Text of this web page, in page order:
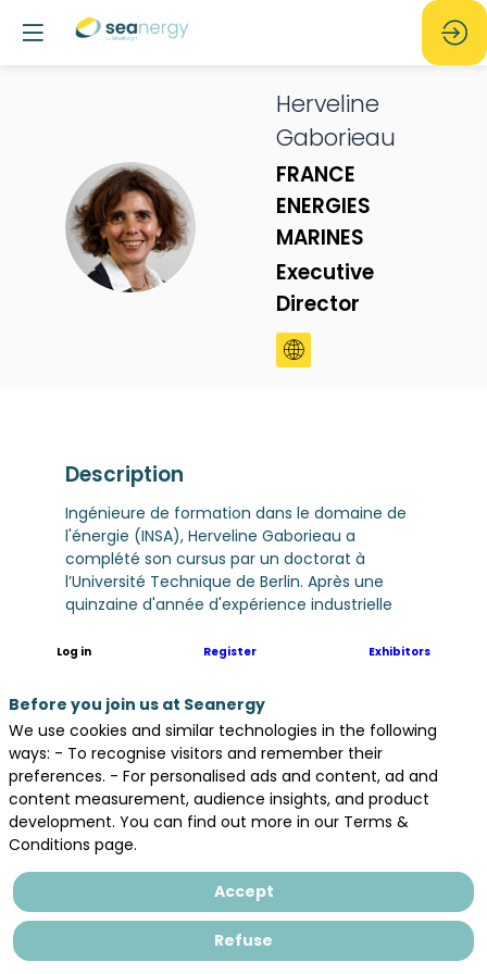
HG
Herveline
Gaborieau
FRANCE
ENERGIES
MARINES
Executive
Director
Description
Ingénieure de formation dans le domaine de
l'énergie (INSA), Herveline Gaborieau a
complété son cursus par un doctorat à
l’Université Technique de Berlin. Après une
quinzaine d'année d'expérience industrielle
elle a occupé de nombreux postes à
développement, elle a mis ses compétences
au service d'Instituts de R&D à vocation
industrielle. Son parcours l'a amené à mettre
en place des stratégies d'entreprise ou
d'Instituts visant à développer les produits et
services en adéquation avec les besoins des
marchés. Travaillant depuis 2016 au
développement des activités de France
Energies Marines, Herveline est depuis 2023
Directrice Générale de cet Institut.
Log in Register Exhibitors
Before you join us at Seanergy
We use cookies and similar technologies in the following
ways: - To recognise visitors and remember their
preferences. - For personalised ads and content, ad and
content measurement, audience insights, and product
development. You can find out more in our Terms &
Conditions page.
Accept
Refuse